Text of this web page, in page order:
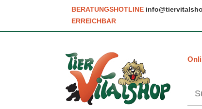
BERATUNGSHOTLINE
ERREICHBAR